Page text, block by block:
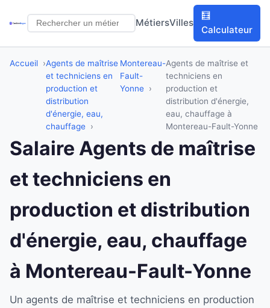
MétiersVilles
🧮
Calculateur
Accueil
Agents de maîtrise
et techniciens en
production et
distribution
d'énergie, eau,
chauffage
Montereau-
Fault-
Yonne
Agents de maîtrise et
techniciens en
production et
distribution d'énergie,
eau, chauffage à
Montereau-Fault-Yonne
Salaire Agents de maîtrise
et techniciens en
production et distribution
d'énergie, eau, chauffage
à Montereau-Fault-Yonne
Un agents de maîtrise et techniciens en production